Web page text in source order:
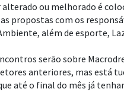
alterado ou melhorado é
propostas com os
além de esporte,
serão sobre
anteriores, mas está
até o final do mês já